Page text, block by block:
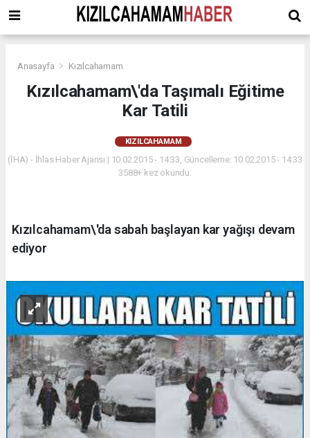
Anasayfa Kızılcahamam
Kızılcahamam\'da Taşımalı Eğitime
Kar Tatili
KIZILCAHAMAM
(İHA) - İhlas Haber Ajansı | 10.02.2015 - 14:33, Güncelleme: 10.02.2015 - 14:33
3588+ kez okundu.
Kızılcahamam\'da sabah başlayan kar yağışı devam
ediyor